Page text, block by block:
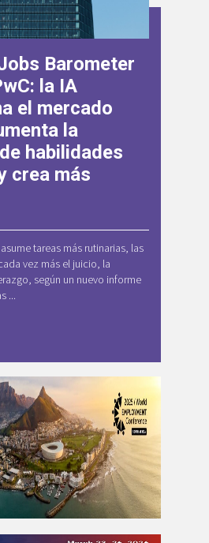
Barometer
la IA
el mercado
la
habilidades
crea más
tareas más rutinarias, las
vez más el juicio, la
según un nuevo informe
...